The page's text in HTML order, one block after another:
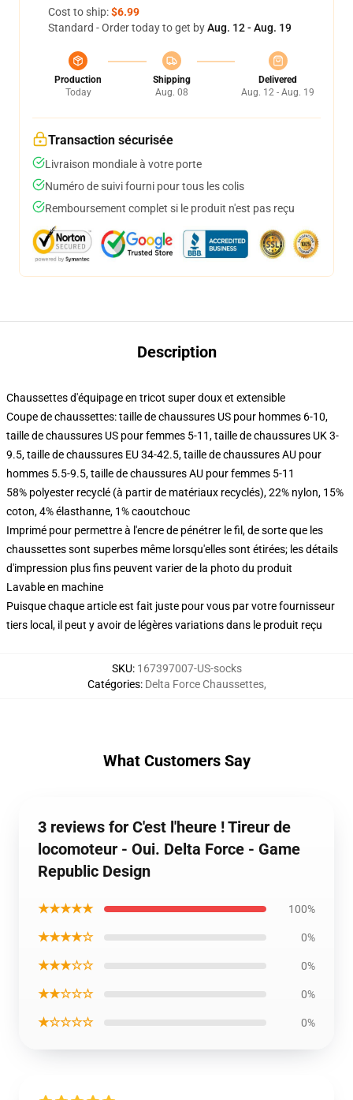
Cost to ship:$6.99
Standard - Order today to get byAug. 12 - Aug. 19
Production
Today
Shipping
Aug. 08
Delivered
Aug. 12 - Aug. 19
Transaction sécurisée
Livraison mondiale à votre porte
Numéro de suivi fourni pour tous les colis
Remboursement complet si le produit n'est pas reçu
Description
Chaussettes d'équipage en tricot super doux et extensible
Coupe de chaussettes: taille de chaussures US pour hommes 6-10,
taille de chaussures US pour femmes 5-11, taille de chaussures UK 3-
9.5, taille de chaussures EU 34-42.5, taille de chaussures AU pour
hommes 5.5-9.5, taille de chaussures AU pour femmes 5-11
58% polyester recyclé (à partir de matériaux recyclés), 22% nylon, 15%
coton, 4% élasthanne, 1% caoutchouc
Imprimé pour permettre à l'encre de pénétrer le fil, de sorte que les
chaussettes sont superbes même lorsqu'elles sont étirées; les détails
d'impression plus fins peuvent varier de la photo du produit
Lavable en machine
Puisque chaque article est fait juste pour vous par votre fournisseur
tiers local, il peut y avoir de légères variations dans le produit reçu
SKU: 167397007-US-socks
Catégories: Delta Force Chaussettes,
What Customers Say
3 reviews for C'est l'heure ! Tireur de
locomoteur - Oui. Delta Force - Game
Republic Design
★★★★★ 100%
★★★★☆ 0%
★★★☆☆ 0%
★★☆☆☆ 0%
★☆☆☆☆ 0%